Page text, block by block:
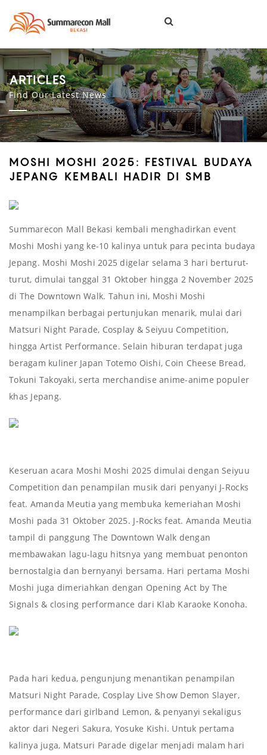
ARTICLES
Find Our Latest News
MOSHI MOSHI 2025: FESTIVAL BUDAYA
JEPANG KEMBALI HADIR DI SMB
Summarecon Mall Bekasi kembali menghadirkan event
Moshi Moshi yang ke-10 kalinya untuk para pecinta budaya
Jepang. Moshi Moshi 2025 digelar selama 3 hari berturut-
turut, dimulai tanggal 31 Oktober hingga 2 November 2025
di The Downtown Walk. Tahun ini, Moshi Moshi
menampilkan berbagai pertunjukan menarik, mulai dari
Matsuri Night Parade, Cosplay & Seiyuu Competition,
hingga Artist Performance. Selain hiburan terdapat juga
beragam kuliner Japan Totemo Oishi, Coin Cheese Bread,
Tokuni Takoyaki, serta merchandise anime-anime populer
khas Jepang.
Keseruan acara Moshi Moshi 2025 dimulai dengan Seiyuu
Competition dan penampilan musik dari penyanyi J-Rocks
feat. Amanda Meutia yang membuka kemeriahan Moshi
Moshi pada 31 Oktober 2025. J-Rocks feat. Amanda Meutia
tampil di panggung The Downtown Walk dengan
membawakan lagu-lagu hitsnya yang membuat penonton
bernostalgia dan bernyanyi bersama. Hari pertama Moshi
Moshi juga dimeriahkan dengan Opening Act by The
Signals & closing performance dari Klab Karaoke Konoha.
Pada hari kedua, pengunjung menantikan penampilan
Matsuri Night Parade, Cosplay Live Show Demon Slayer,
performance dari girlband Lemon, & penyanyi sekaligus
aktor dari Negeri Sakura, Yosuke Kishi. Untuk pertama
kalinya juga, Matsuri Parade digelar menjadi malam hari